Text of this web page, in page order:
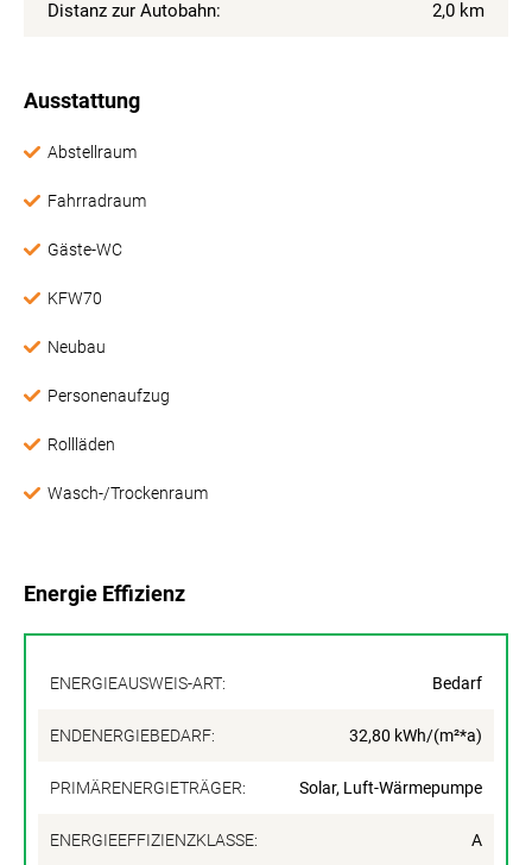
Distanz zur Autobahn: 2,0 km
Ausstattung
Abstellraum
Fahrradraum
Gäste-WC
KFW70
Neubau
Personenaufzug
Rollläden
Wasch-/Trockenraum
Energie Effizienz
ENERGIEAUSWEIS-ART: Bedarf
ENDENERGIEBEDARF: 32,80 kWh/(m²*a)
PRIMÄRENERGIETRÄGER: Solar, Luft-Wärmepumpe
ENERGIEEFFIZIENZKLASSE: A